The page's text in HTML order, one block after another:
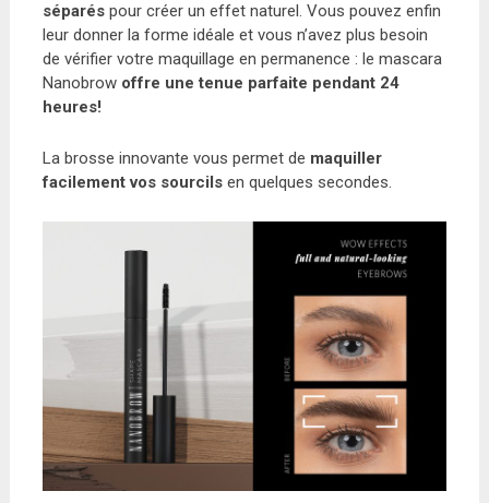
séparéspour créer un effet naturel. Vous pouvez enfin
leur donner la forme idéale et vous n’avez plus besoin
de vérifier votre maquillage en permanence : le mascara
Nanobrow offre une tenue parfaite pendant 24
heures!
La brosse innovante vous permet de maquiller
facilement vos sourcilsen quelques secondes.